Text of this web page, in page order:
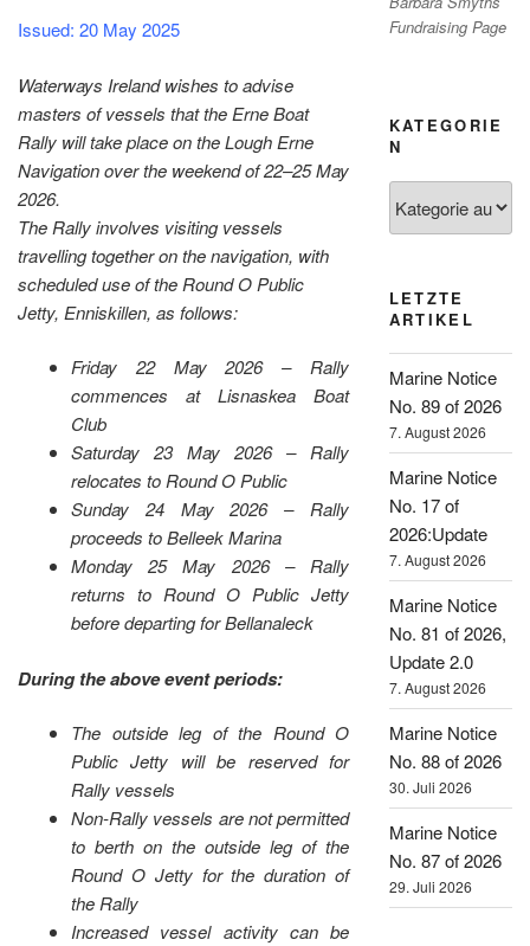
Issued: 20 May 2025
Waterways Ireland wishes to advise
masters of vessels that the Erne Boat
Rally will take place on the Lough Erne
Navigation over the weekend of 22–25 May
2026.
The Rally involves visiting vessels
travelling together on the navigation, with
scheduled use of the Round O Public
Jetty, Enniskillen, as follows:
Friday 22 May 2026 – Rally
commences at Lisnaskea Boat
Club
Saturday 23 May 2026 – Rally
relocates to Round O Public
Sunday 24 May 2026 – Rally
proceeds to Belleek Marina
Monday 25 May 2026 – Rally
returns to Round O Public Jetty
before departing for Bellanaleck
During the above event periods:
The outside leg of the Round O
Public Jetty will be reserved for
Rally vessels
Non-Rally vessels are not permitted
to berth on the outside leg of the
Round O Jetty for the duration of
the Rally
Increased vessel activity can be
Fundraising Page
KATEGORIE
N
LETZTE
ARTIKEL
Marine Notice
No. 89 of 2026
7. August 2026
Marine Notice
No. 17 of
2026:Update
7. August 2026
Marine Notice
No. 81 of 2026,
Update 2.0
7. August 2026
Marine Notice
No. 88 of 2026
30. Juli 2026
Marine Notice
No. 87 of 2026
29. Juli 2026